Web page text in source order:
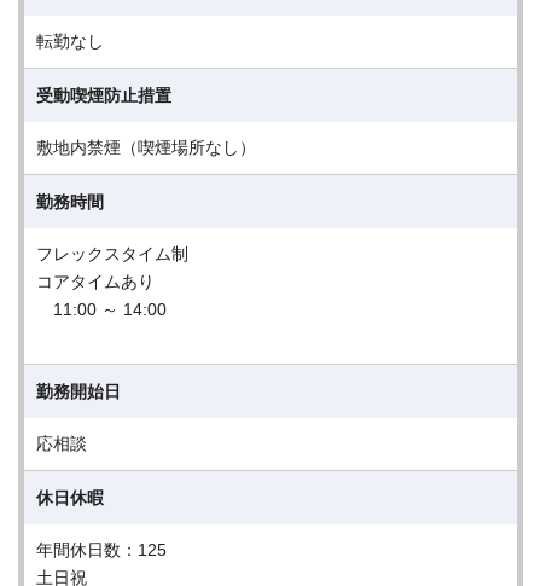
転勤なし
受動喫煙防止措置
敷地内禁煙（喫煙場所なし）
勤務時間
フレックスタイム制
コアタイムあり
11:00 ～ 14:00
勤務開始日
応相談
休日休暇
年間休日数：125
土日祝